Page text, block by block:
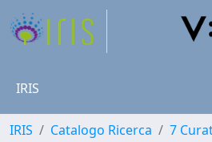
IRIS
IRIS Catalogo Ricerca 7